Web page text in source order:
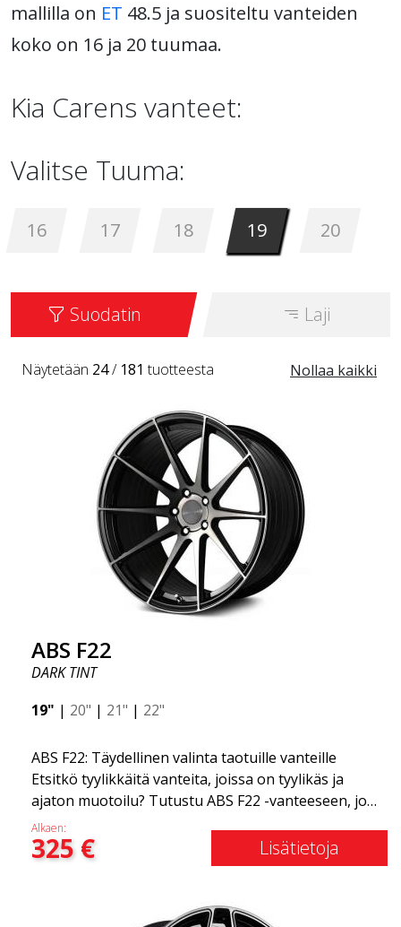
mallilla on ET 48.5 ja suositeltu vanteiden
koko on 16 ja 20 tuumaa.
Kia Carens vanteet:
Valitse Tuuma:
16 17 18 19 20
Suodatin Laji
Nollaa kaikki
Näytetään 24/ 181 tuotteesta
ABS F22
DARK TINT
19" | 20" | 21" | 22"
ABS F22: Täydellinen valinta taotuille vanteille
Etsitkö tyylikkäitä vanteita, joissa on tyylikäs ja
ajaton muotoilu? Tutustu ABS F22 -vanteeseen, joka
on uusi lisäys ABS Luxury Wheels -perheeseen.
Tämän vanteen suuri etu on jopa 50 %:n
painonvähennys. Kaikkien maailman johtavien kilpa-
kaikki ovat samaa mieltä: niin sanottu
Alkaen:
325€ Lisätietoja